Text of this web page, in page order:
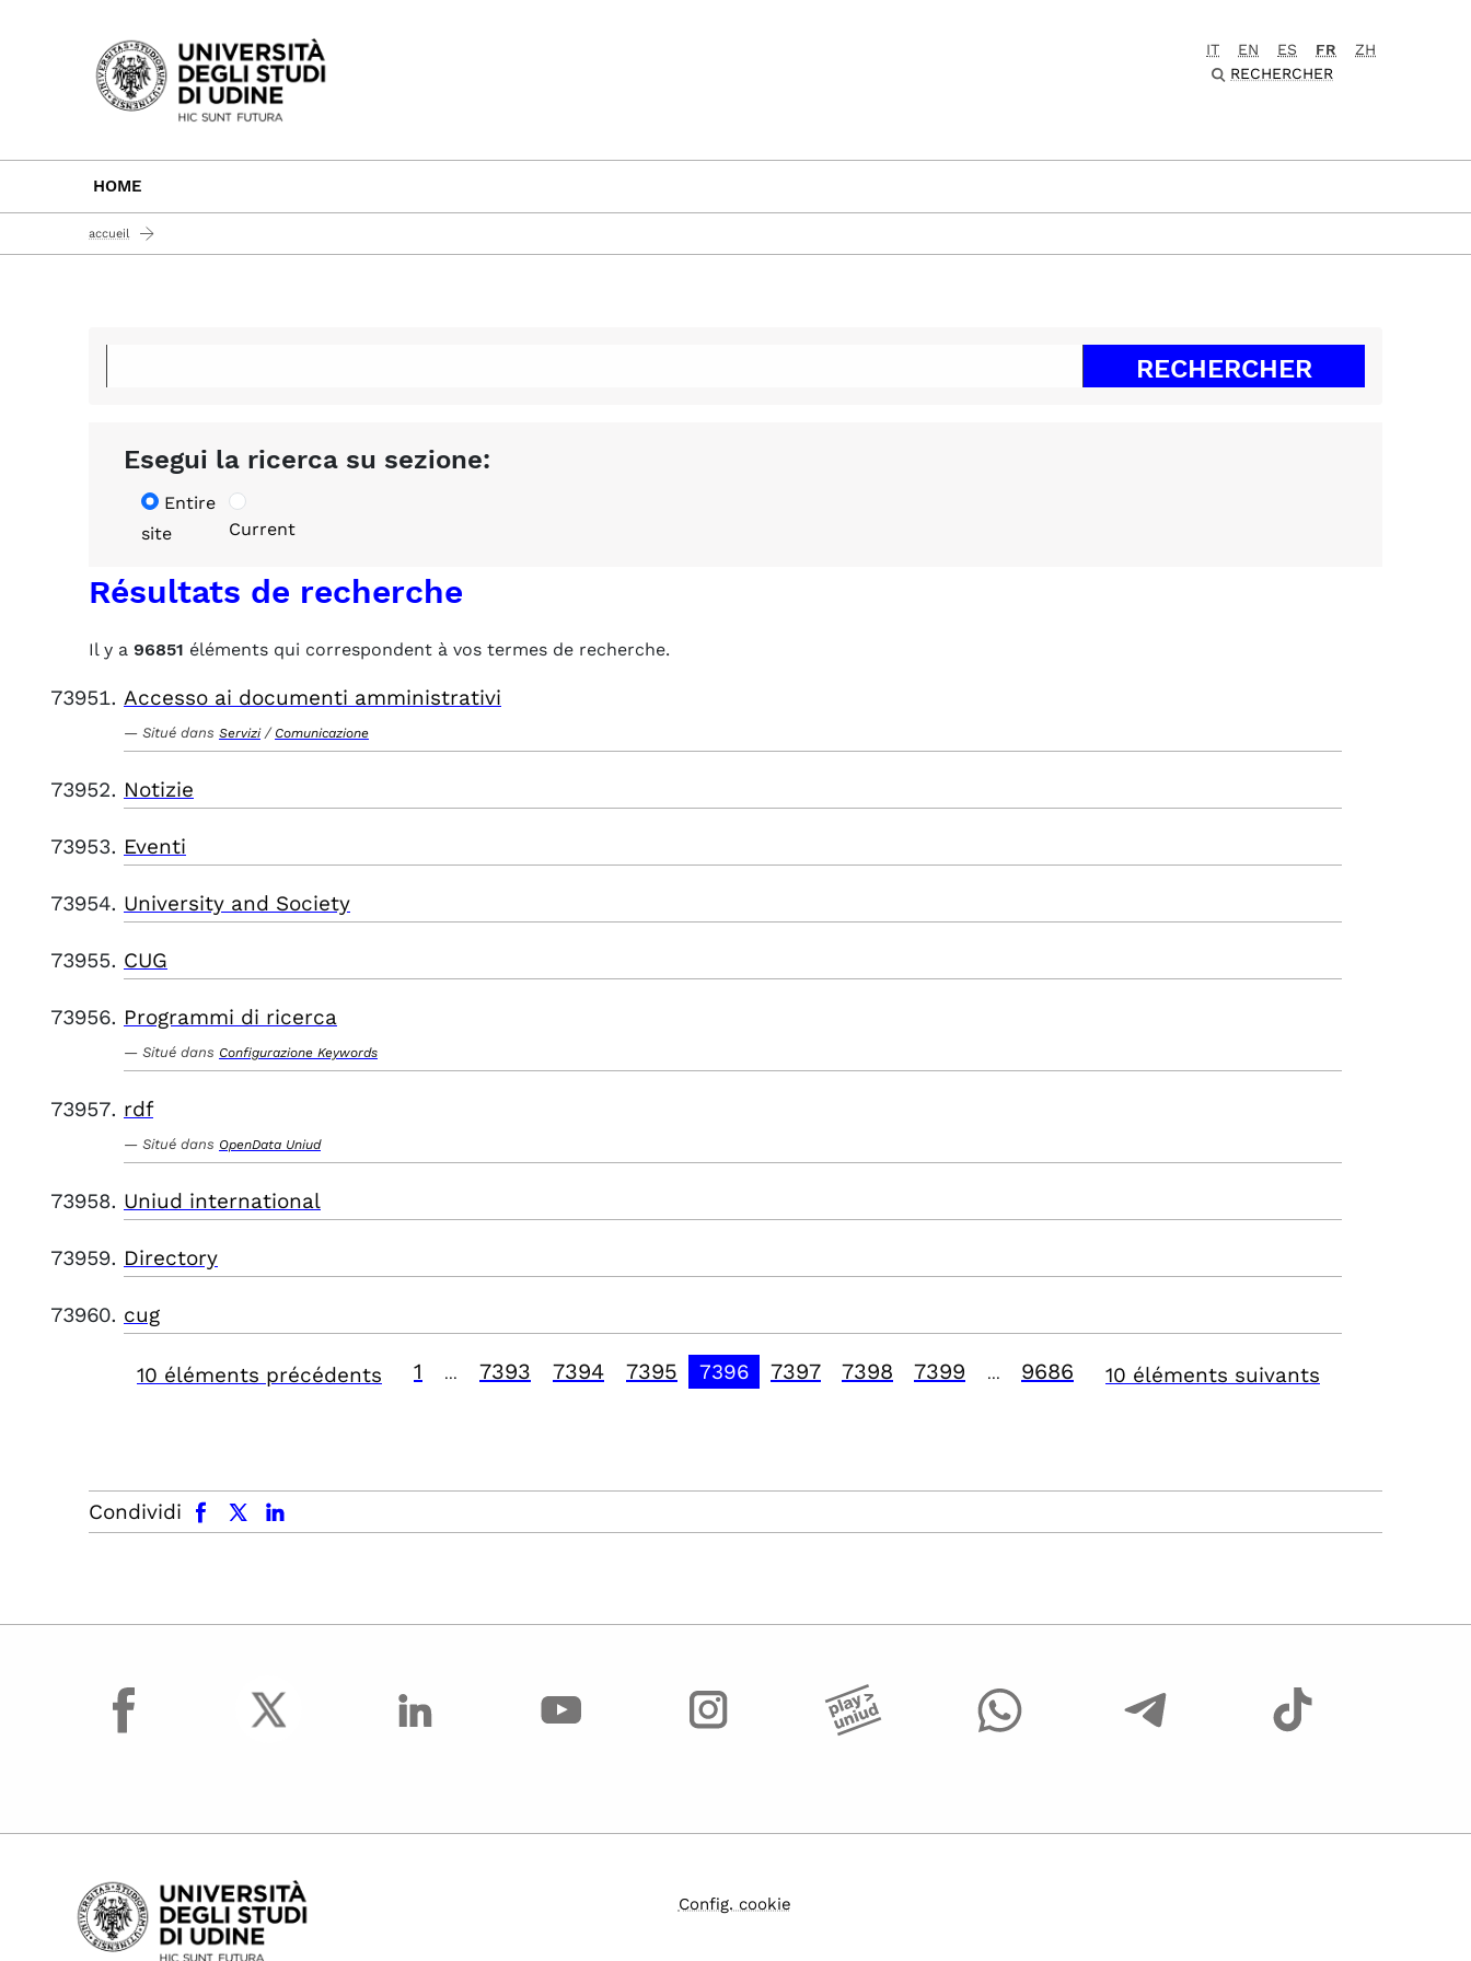
Passa al contenuto principale
IT EN ES FR
ZH
RECHERCHER
HOME
accueil
Esegui la ricerca su sezione:
Entire
site
Current
Résultats de recherche
Il y a 96851 éléments qui correspondent à vos termes de recherche.
Accesso ai documenti amministrativi
Situé dans Servizi / Comunicazione
Notizie
Eventi
University and Society
CUG
Programmi di ricerca
Situé dans Configurazione Keywords
rdf
Situé dans OpenData Uniud
Uniud international
Directory
cug
10 éléments précédents 1 7393 7394 7395 7396 7397 7398 7399 9686 10 éléments suivants
Condividi
facebook x.com linkedin
facebook
Config. cookie